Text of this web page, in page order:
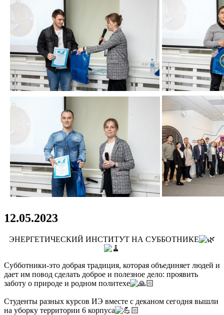
12.05.2023
ЭНЕРГЕТИЧЕСКИЙ ИНСТИТУТ НА СУББОТНИКЕ
Субботники-это добрая традиция, которая объединяет людей и
дает им повод сделать доброе и полезное дело: проявить
заботу о природе и родном политехе
Студенты разных курсов ИЭ вместе с деканом сегодня вышли
на уборку территории 6 корпуса